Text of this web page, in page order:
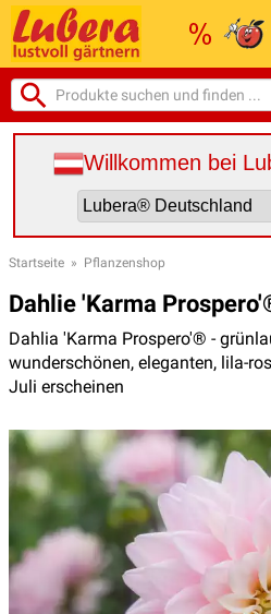
Willkommen bei
Startseite » Pflanzenshop
Dahlie 'Karma
Dahlia 'Karma Prospero'® -
wunderschönen, eleganten, lila-
Juli erscheinen